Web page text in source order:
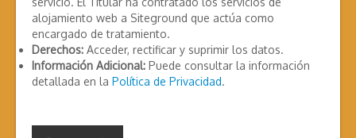
alojamiento web a Siteground que actúa como
encargado de tratamiento.
Derechos: Acceder, rectificar y suprimir los datos.
Información Adicional: Puede consultar la información
detallada en la Política de Privacidad.